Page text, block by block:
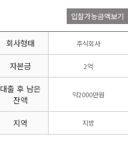
설계시공업
문기관/
안전점검전
문기관
지하수개발
입찰가능금액보기
회사형태 주식회사
자본금 2억
대출 후 남은
잔액
약2000만원
지역 지방